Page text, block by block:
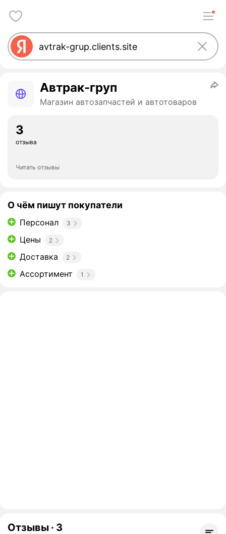
Автрак-груп
Магазин автозапчастей и автотоваров
3
отзыва
Читать отзывы
О чём пишут покупатели
Персонал 3
Цены 2
Доставка 2
Ассортимент 1
Отзывы · 3